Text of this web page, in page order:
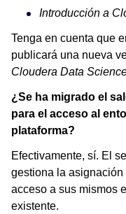
Introducción a
Tenga en cuenta que
publicará una nueva
Cloudera Data
¿Se ha migrado el
para el acceso al
plataforma?
Efectivamente, sí. El
gestiona la
acceso a sus mismos
existente.